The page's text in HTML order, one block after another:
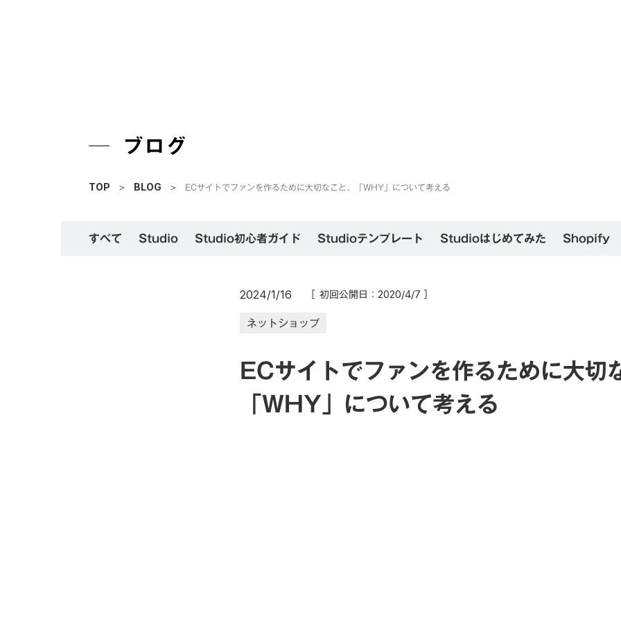
ブログ
TOP ＞ BLOG ＞ ECサイトでファンを作るために大切なこと、「WHY」について考える
すべて Studio Studio初心者ガイド Studioテンプレート Studioはじめてみた Shopify
2024/1/16 ［ 初回公開日： 2020/4/7 ］
ネットショップ
ECサイトでファンを作るために大切
「WHY」について考える